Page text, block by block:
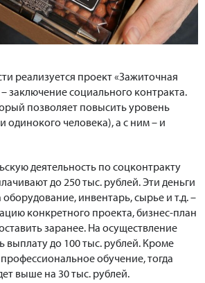
реализуется проект «Зажиточная
заключение социального контракта.
позволяет повысить уровень
одинокого человека), а с ним – и
деятельность по соцконтракту
до 250 тыс. рублей. Эти деньги
инвентарь, сырье и т.д. –
конкретного проекта, бизнес-план
заранее. На осуществление
до 100 тыс. рублей. Кроме
обучение, тогда
выше на 30 тыс. рублей.